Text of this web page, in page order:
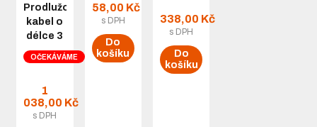
Prodlužovací
kabel o
délce 3
m
spirálový,
zástrčka
7pól, 1x
zásuvka
OČEKÁVÁME
1
038,00 Kč
s DPH
58,00 Kč
s DPH
Do
košíku
338,00 Kč
s DPH
Do
košíku